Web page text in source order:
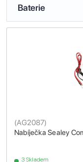
Baterie
Nabíječka Sealey
(AG2087)
3 Skladem